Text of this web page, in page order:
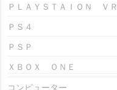
ＰＬＡＹＳＴＡＩＯＮ ＶＲ
ＰＳ４
ＰＳＰ
ＸＢＯＸ ＯＮＥ
コンピューター